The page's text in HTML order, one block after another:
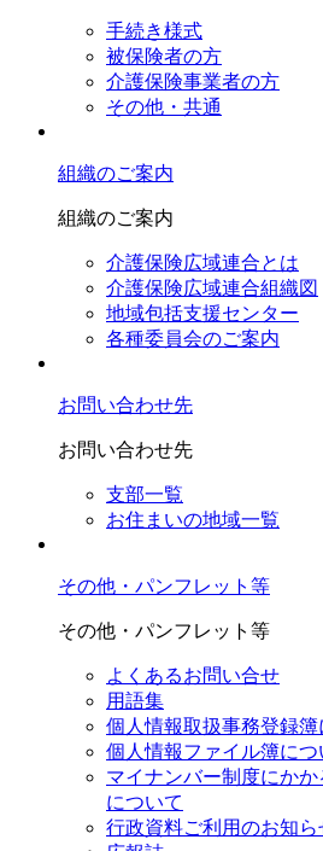
手続き様式
被保険者の方
介護保険事業者の方
その他・共通
組織のご案内
組織のご案内
介護保険広域連合とは
介護保険広域連合組織図
地域包括支援センター
各種委員会のご案内
お問い合わせ先
お問い合わせ先
支部一覧
お住まいの地域一覧
その他・パンフレット等
その他・パンフレット等
よくあるお問い合せ
用語集
個人情報取扱事務登録簿
個人情報ファイル簿につ
マイナンバー制度にか
について
行政資料ご利用のお知ら